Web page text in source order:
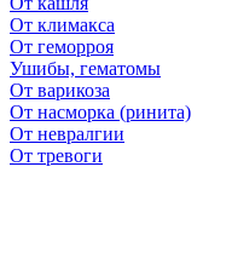
От климакса
От геморроя
Ушибы, гематомы
От варикоза
От насморка (ринита)
От невралгии
От тревоги